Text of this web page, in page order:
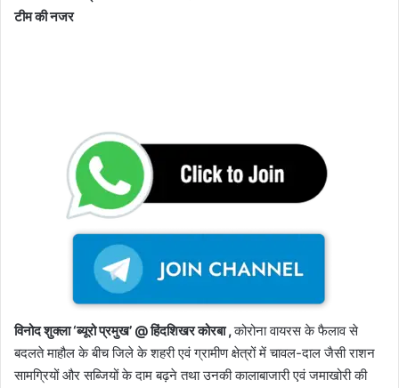
टीम की नजर
विनोद शुक्ला ‘ब्यूरो प्रमुख’ @ हिंदशिखर कोरबा ,कोरोना वायरस के फैलाव से
बदलते माहौल के बीच जिले के शहरी एवं ग्रामीण क्षेत्रों में चावल-दाल जैसी राशन
सामग्रियों और सब्जियों के दाम बढ़ने तथा उनकी कालाबाजारी एवं जमाखोरी की